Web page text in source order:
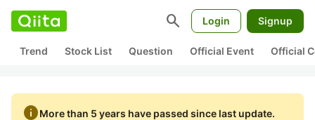
search Login Signup
Trend Stock List Question Official Event Official
infoMore than 5 years have passed since last update.